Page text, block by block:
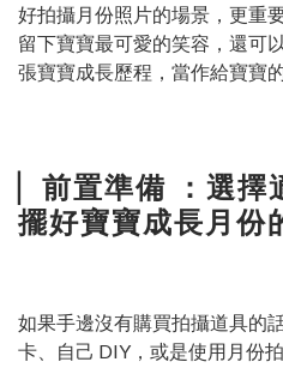
好拍攝月份照片的場景，更重
留下寶寶最可愛的笑容，還可
張寶寶成長歷程，當作給寶寶的
前置準備 ：選擇
擺好寶寶成長月份
如果手邊沒有購買拍攝道具的
卡、自己 DIY，或是使用月份拍